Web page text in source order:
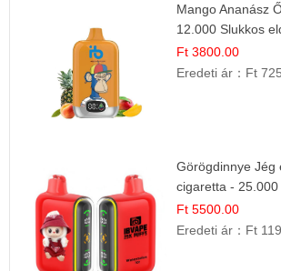
Mango Ananász
12.000 Slukkos
Cigaretta
Ft 3800.00
Eredeti ár： Ft
Görögdinnye Jég
cigaretta -
Nyári Íz
Ft 5500.00
Eredeti ár： Ft